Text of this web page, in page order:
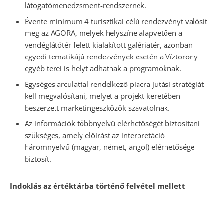
látogatómenedzsment-rendszernek.
Évente minimum 4 turisztikai célú rendezvényt valósít
meg az AGORA, melyek helyszíne alapvetően a
vendéglátótér felett kialakított galériatér, azonban
egyedi tematikájú rendezvények esetén a Víztorony
egyéb terei is helyt adhatnak a programoknak.
Egységes arculattal rendelkező piacra jutási stratégiát
kell megvalósítani, melyet a projekt keretében
beszerzett marketingeszközök szavatolnak.
Az információk többnyelvű elérhetőségét biztosítani
szükséges, amely előírást az interpretáció
háromnyelvű (magyar, német, angol) elérhetősége
biztosít.
Indoklás az értéktárba történő felvétel mellett